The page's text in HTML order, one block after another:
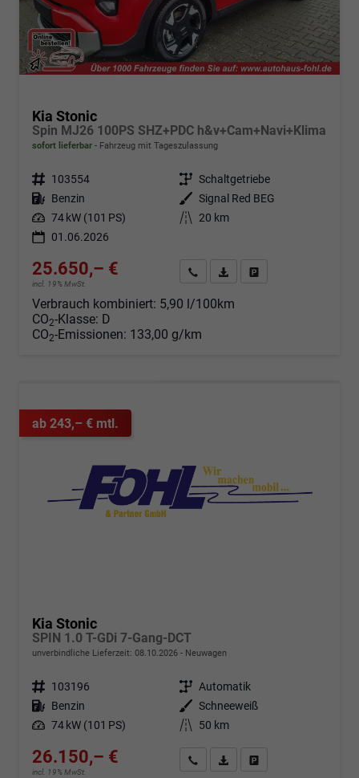
Kia Stonic
Spin MJ26 100PS SHZ+PDC h&v+Cam+Navi+Klima
sofort lieferbar Fahrzeug mit Tageszulassung
Fahrzeugnr. 103554 Getriebe Schaltgetriebe
Kraftstoff Benzin Außenfarbe Signal Red BEG
Leistung 74 kW (101 PS) Kilometerstand 20 km
01.06.2026
25.650,– €
incl. 19% MwSt.
Angebot anfordern
Fahrzeugexpose (PDF)
Verbrauch kombiniert: 5,90 l/100km
CO2-Klasse: D
CO2-Emissionen: 133,00 g/km
ab 243,– € mtl.
Kia Stonic
SPIN 1.0 T-GDi 7-Gang-DCT
unverbindliche Lieferzeit: 08.10.2026 Neuwagen
Fahrzeugnr. 103196 Getriebe Automatik
Kraftstoff Benzin Außenfarbe Schneeweiß
Leistung 74 kW (101 PS) Kilometerstand 50 km
26.150,– €
incl. 19% MwSt.
Angebot anfordern
Fahrzeugexpose (PDF)